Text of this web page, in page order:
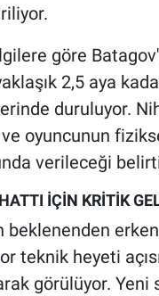
göre
2,5 aya
duruluyor.
oyuncunun
verileceği
İÇİN KRİTİK
beklenenden
teknik heyeti
görülüyor. Yeni